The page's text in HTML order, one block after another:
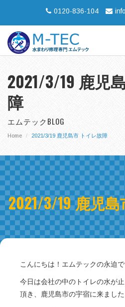
0120-836-104
2021/3/19 鹿児
障
エムテックBLOG
Home 2021/3/19 鹿児島市 トイレ故障
2021/3/19 鹿児
こんにちは！エムテックの永迫で
今日は会社の中のトイレの水が
頂き、鹿児島市の宇宿に来ました